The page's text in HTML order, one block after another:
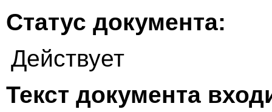
Статус документа:
Действует
Текст документа